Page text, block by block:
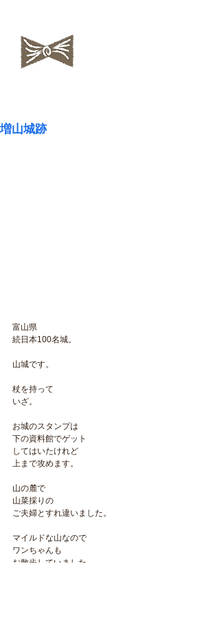
増山城跡
富山県
続日本100名城。
山城です。
杖を持って
いざ。
お城のスタンプは
下の資料館でゲット
してはいたけれど
上まで攻めます。
山の麓で
山菜採りの
ご夫婦とすれ違いました。
マイルドな山なので
ワンちゃんも
お散歩していました。